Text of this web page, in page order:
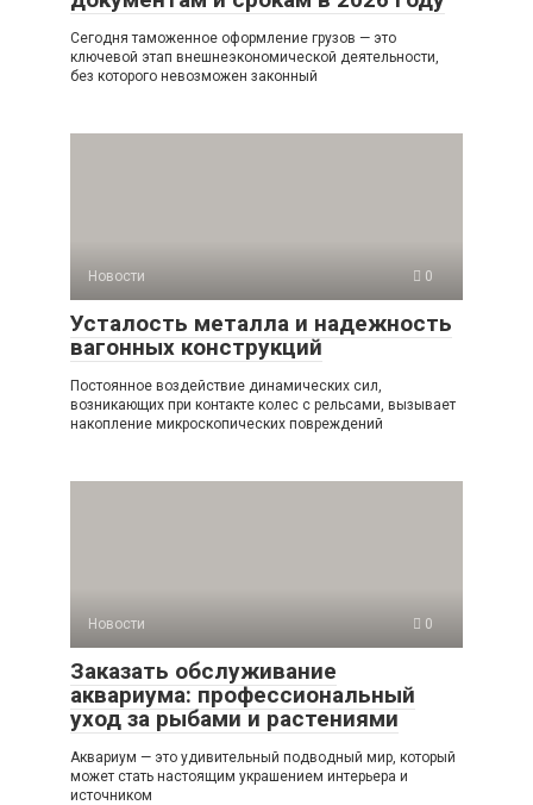
Сегодня таможенное оформление грузов — это
ключевой этап внешнеэкономической деятельности,
без которого невозможен законный
Новости 0
Усталость металла и надежность
вагонных конструкций
Постоянное воздействие динамических сил,
возникающих при контакте колес с рельсами, вызывает
накопление микроскопических повреждений
Новости 0
Заказать обслуживание
аквариума: профессиональный
уход за рыбами и растениями
Аквариум — это удивительный подводный мир, который
может стать настоящим украшением интерьера и
источником